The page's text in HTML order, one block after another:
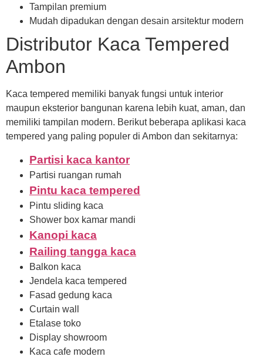
Tampilan premium
Mudah dipadukan dengan desain arsitektur modern
Distributor Kaca Tempered
Ambon
Kaca tempered memiliki banyak fungsi untuk interior
maupun eksterior bangunan karena lebih kuat, aman, dan
memiliki tampilan modern. Berikut beberapa aplikasi kaca
tempered yang paling populer di Ambon dan sekitarnya:
Partisi kaca kantor
Partisi ruangan rumah
Pintu kaca tempered
Pintu sliding kaca
Shower box kamar mandi
Kanopi kaca
Railing tangga kaca
Balkon kaca
Jendela kaca tempered
Fasad gedung kaca
Curtain wall
Etalase toko
Display showroom
Kaca cafe modern